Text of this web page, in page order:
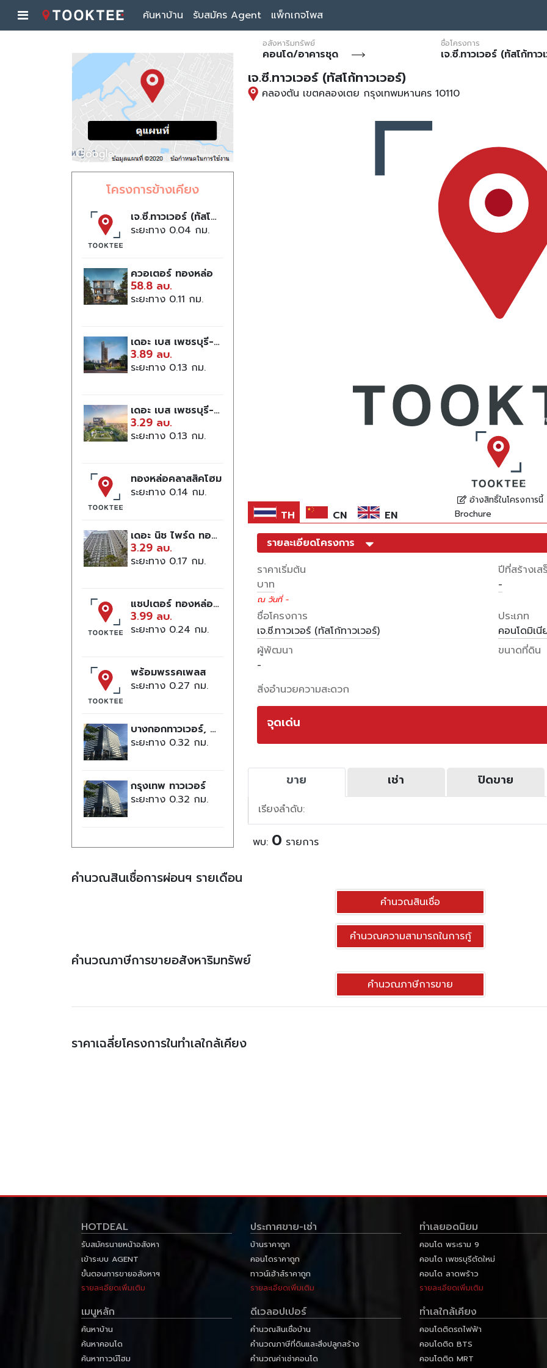
ค้นหาบ้าน รับสมัคร Agent แพ็กเกจโพส
โครงการข้างเคียง
เจ.ซี.ทาวเวอร์ (ทัสโก้ทาวเวอร์)
ระยะทาง 0.04
ควอเตอร์ ทองหล่อ
58.8 ลบ.
ระยะทาง 0.11
เดอะ เบส เพชรบุรี-ทองหล่อ
3.89 ลบ.
ระยะทาง 0.13
เดอะ เบส เพชรบุรี-ทองหล่อ
3.29 ลบ.
ระยะทาง 0.13
ทองหล่อคลาสสิคโฮม
ระยะทาง 0.14
เดอะ นิช ไพร์ด ทองหล่อ-เพชรบุรี
3.29 ลบ.
ระยะทาง 0.17
แชปเตอร์ ทองหล่อ 25
3.99 ลบ.
ระยะทาง 0.24
พร้อมพรรคเพลส
ระยะทาง 0.27
บางกอกทาวเวอร์, อาคาร
ระยะทาง 0.32
กรุงเทพ ทาวเวอร์
ระยะทาง 0.32
อสังหาริมทรัพย์
คอนโด/อาคารชุด
ชื่อโครงการ
เจ.ซี.ทาวเวอร์ (ทัสโก้ทาว
เจ.ซี.ทาวเวอร์ (ทัสโก้ทาวเวอร์)
คลองตัน เขตคลองเตย กรุงเทพมหานคร 10110
*ภ
TH CN EN
อ้างสิทธิ์ในโครงการนี้
Brochure
รายละเอียดโครงการ
ราคาเริ่มต้น
บาท
ณ วันที่ -
ปีที่สร้างเส
-
ชื่อโครงการ
เจ.ซี.ทาวเวอร์ (ทัสโก้ทาวเวอร์)
ประเภท
คอนโดมิเนี
ผู้พัฒนา
-
ขนาดที่ดิน
สิ่งอำนวยความสะดวก
จุดเด่น
ขาย เช่า ปิดขาย
เรียงลำดับ:
พบ: 0 รายการ
คำนวณสินเชื่อการผ่อนฯ รายเดือน
คำนวณสินเชื่อ
คำนวณความสามารถในการกู้
คำนวณภาษีการขายอสังหาริมทรัพย์
คำนวณภาษีการขาย
ราคาเฉลี่ยโครงการในทำเลใกล้เคียง
HOTDEAL
รับสมัครนายหน้าอสังหา
เข้าระบบ AGENT
ขั้นตอนการขายอสังหาฯ
รายละเอียดเพิ่มเติม
ประกาศขาย-เช่า
บ้านราคาถูก
คอนโดราคาถูก
ทาวน์เฮ้าส์ราคาถูก
รายละเอียดเพิ่มเติม
ทำเลยอดนิยม
คอนโด พระราม 9
คอนโด เพชรบุรีตัดใหม่
คอนโด ลาดพร้าว
รายละเอียดเพิ่มเติม
เมนูหลัก
ค้นหาบ้าน
ค้นหาคอนโด
ค้นหาทาวน์โฮม
ดีเวลอปเปอร์
คำนวณสินเชื่อบ้าน
คำนวณภาษีที่ดินและสิ่งปลูกสร้าง
คำนวณค่าเช่าคอนโด
ทำเลใกล้เคียง
คอนโดติดรถไฟฟ้า
คอนโดติด BTS
คอนโดติด MRT